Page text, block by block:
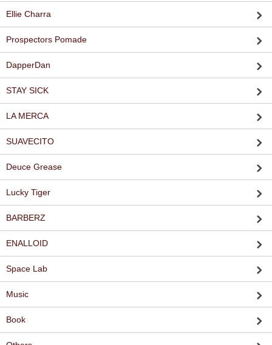
Ellie Charra
Prospectors Pomade
DapperDan
STAY SICK
LA MERCA
SUAVECITO
Deuce Grease
Lucky Tiger
BARBERZ
ENALLOID
Space Lab
Music
Book